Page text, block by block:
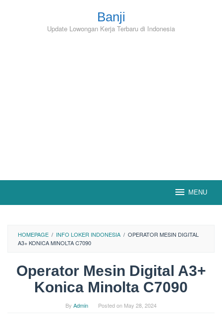
Banji
Update Lowongan Kerja Terbaru di Indonesia
MENU
HOMEPAGE / INFO LOKER INDONESIA / OPERATOR MESIN DIGITAL
A3+ KONICA MINOLTA C7090
Operator Mesin Digital A3+
Konica Minolta C7090
By Admin Posted on May 28, 2024